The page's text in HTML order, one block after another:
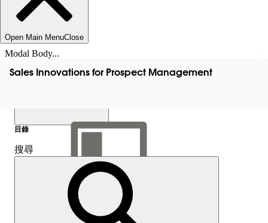
Open Main MenuClose
Modal Body...
Sales Innovations for Prospect Management
顯示目錄
目錄
搜尋